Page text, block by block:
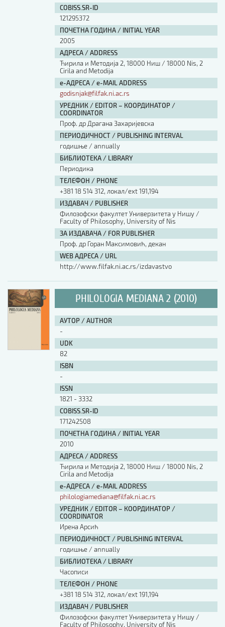
COBISS.SR-ID
121295372
ПОЧЕТНА ГОДИНА / INITIAL YEAR
2005
АДРЕСА / ADDRESS
Ћирила и Методија 2, 18000 Ниш / 18000 Nis, 2
Cirila and Metodija
е-АДРЕСА / e-MAIL ADDRESS
godisnjak@filfak.ni.ac.rs
УРЕДНИК / EDITOR – КООРДИНАТОР /
COORDINATOR
Проф. др Драгана Захаријевска
ПЕРИОДИЧНОСТ / PUBLISHING INTERVAL
годишње / annually
БИБЛИОТЕКА / LIBRARY
Периодика
ТЕЛЕФОН / PHONE
+381 18 514 312, локал/ext 191,194
ИЗДАВАЧ / PUBLISHER
Филозофски факултет Универзитета у Нишу /
Faculty of Philosophy, University of Nis
ЗА ИЗДАВАЧА / FOR PUBLISHER
Проф. др Горан Максимовић, декан
WEB АДРЕСА / URL
http://www.filfak.ni.ac.rs/izdavastvo
PHILOLOGIA MEDIANA 2 (2010)
АУТОР / AUTHOR
-
UDK
82
ISBN
-
ISSN
1821 - 3332
COBISS.SR-ID
171242508
ПОЧЕТНА ГОДИНА / INITIAL YEAR
2010
АДРЕСА / ADDRESS
Ћирила и Методија 2, 18000 Ниш / 18000 Nis, 2
Cirila and Metodija
е-АДРЕСА / e-MAIL ADDRESS
philologiamediana@filfak.ni.ac.rs
УРЕДНИК / EDITOR – КООРДИНАТОР /
COORDINATOR
Ирена Арсић
ПЕРИОДИЧНОСТ / PUBLISHING INTERVAL
годишње / annually
БИБЛИОТЕКА / LIBRARY
Часописи
ТЕЛЕФОН / PHONE
+381 18 514 312, локал/ext 191,194
ИЗДАВАЧ / PUBLISHER
Филозофски факултет Универзитета у Нишу /
Faculty of Philosophy, University of Nis